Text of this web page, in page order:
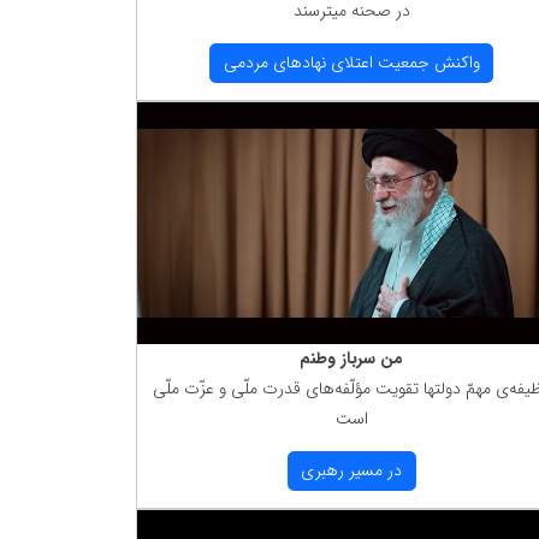
در صحنه میترسند
واكنش جمعیت اعتلای نهادهای مردمی
من سرباز وطنم
مهمّ دولتها تقویت مؤلّفه‌های قدرت ملّی و عزّت ملّی
است
در مسیر رهبری